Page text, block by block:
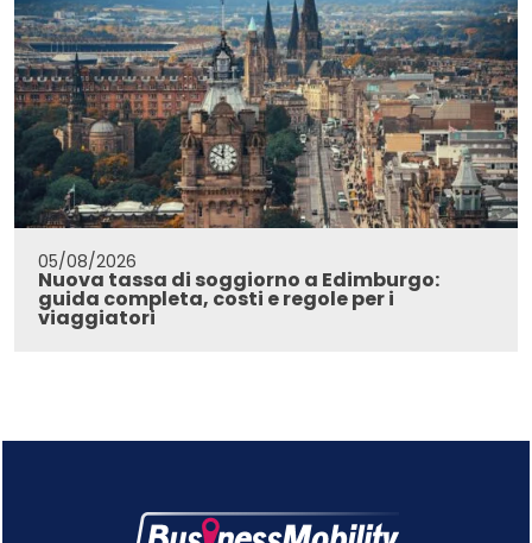
05/08/2026
Nuova tassa di soggiorno a Edimburgo:
guida completa, costi e regole per i
viaggiatori